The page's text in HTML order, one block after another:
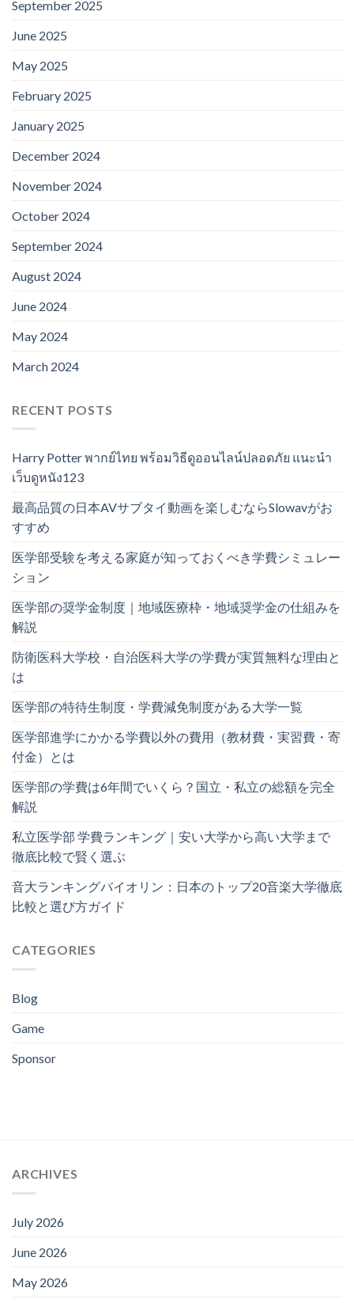
September 2025
June 2025
May 2025
February 2025
January 2025
December 2024
November 2024
October 2024
September 2024
August 2024
June 2024
May 2024
March 2024
RECENT POSTS
Harry Potter พากย์ไทย พร้อมวิธีดูออนไลน์ปลอดภัย แนะนำ
เว็บดูหนัง123
最高品質の日本AVサブタイ動画を楽しむならSlowavがお
すすめ
医学部受験を考える家庭が知っておくべき学費シミュレー
ション
医学部の奨学金制度｜地域医療枠・地域奨学金の仕組みを
解説
防衛医科大学校・自治医科大学の学費が実質無料な理由と
は
医学部の特待生制度・学費減免制度がある大学一覧
医学部進学にかかる学費以外の費用（教材費・実習費・寄
付金）とは
医学部の学費は6年間でいくら？国立・私立の総額を完全
解説
私立医学部 学費ランキング｜安い大学から高い大学まで
徹底比較で賢く選ぶ
音大ランキングバイオリン：日本のトップ20音楽大学徹底
比較と選び方ガイド
CATEGORIES
Blog
Game
Sponsor
ARCHIVES
July 2026
June 2026
May 2026